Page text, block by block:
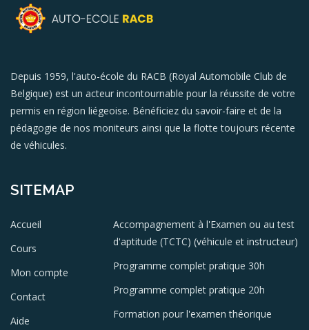
Depuis 1959, l'auto-école du RACB (Royal Automobile Club de
Belgique) est un acteur incontournable pour la réussite de votre
permis en région liégeoise. Bénéficiez du savoir-faire et de la
pédagogie de nos moniteurs ainsi que la flotte toujours récente
de véhicules.
SITEMAP
Accueil
Cours
Mon compte
Contact
Aide
Accompagnement à l'Examen ou au test
d'aptitude (TCTC) (véhicule et instructeur)
Programme complet pratique 30h
Programme complet pratique 20h
Formation pour l'examen théorique